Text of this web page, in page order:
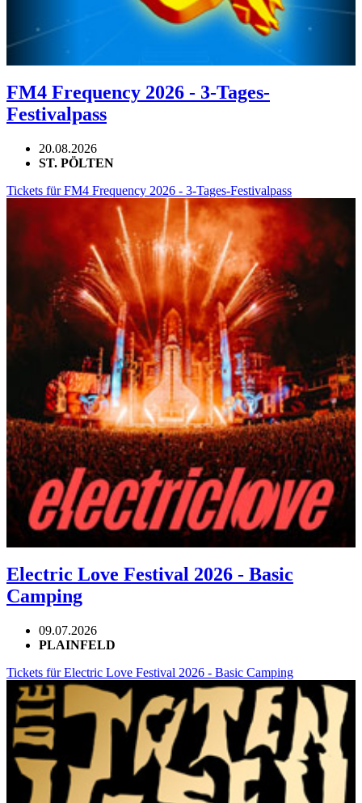
FM4 Frequency 2026 - 3-Tages-
Festivalpass
20.08.2026
ST. PÖLTEN
Tickets für FM4 Frequency 2026 - 3-Tages-Festivalpass
Electric Love Festival 2026 - Basic
Camping
09.07.2026
PLAINFELD
Tickets für Electric Love Festival 2026 - Basic Camping